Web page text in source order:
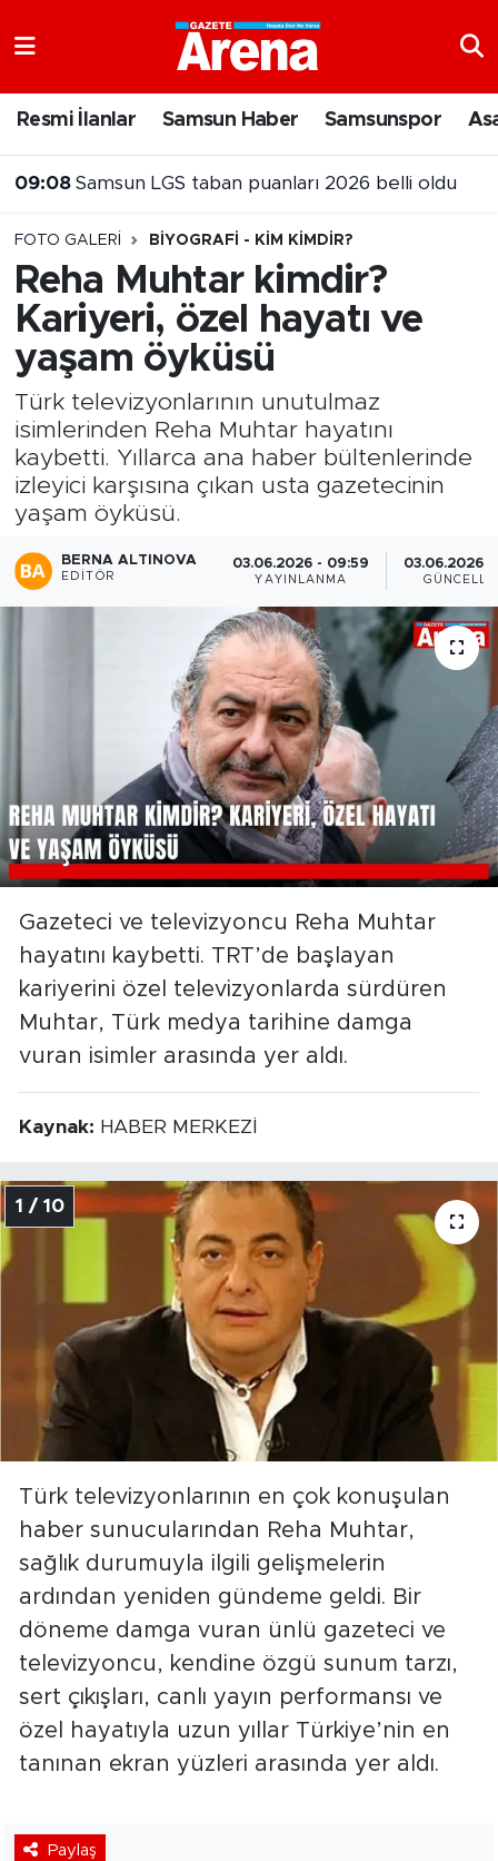
Resmi İlanlar Samsun Haber Samsunspor
08:59 Samsun Emniyeti'nden 803 kişiye eğitim
FOTO GALERI BIYOGRAFI - KIM KIMDIR?
Reha Muhtar kimdir?
Kariyeri, özel hayatı ve
yaşam öyküsü
Türk televizyonlarının unutulmaz
isimlerinden Reha Muhtar hayatını
kaybetti. Yıllarca ana haber bültenlerinde
izleyici karşısına çıkan usta gazetecinin
yaşam öyküsü.
BERNA ALTINOVA
EDITÖR
03.06.2026 - 09:59
YAYINLANMA
03.06.2026 -
Gazeteci ve televizyoncu Reha Muhtar
hayatını kaybetti. TRT’de başlayan
kariyerini özel televizyonlarda sürdüren
Muhtar, Türk medya tarihine damga
vuran isimler arasında yer aldı.
Kaynak: HABER MERKEZİ
1 / 10
Türk televizyonlarının en çok konuşulan
haber sunucularından Reha Muhtar,
sağlık durumuyla ilgili gelişmelerin
ardından yeniden gündeme geldi. Bir
döneme damga vuran ünlü gazeteci ve
televizyoncu, kendine özgü sunum tarzı,
sert çıkışları, canlı yayın performansı ve
özel hayatıyla uzun yıllar Türkiye’nin en
tanınan ekran yüzleri arasında yer aldı.
Paylaş
Samsun Namaz Vakitleri
Süper Lig Puan Durumu ve Fikstür
Tüm Manşetler
Son Dakika Haberleri
Haber Arşivi